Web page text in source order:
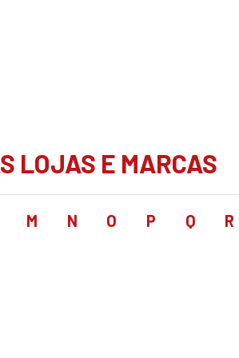
LOJAS E MARCAS
M N O P Q R